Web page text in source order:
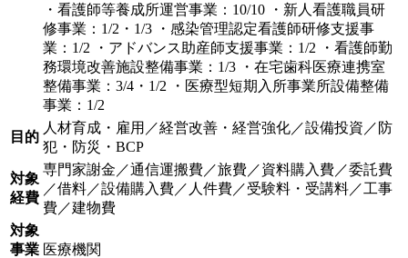
・看護師等養成所運営事業：10/10 ・新人看護職員研
修事業：1/2・1/3 ・感染管理認定看護師研修支援事
業：1/2 ・アドバンス助産師支援事業：1/2 ・看護師勤
務環境改善施設整備事業：1/3 ・在宅歯科医療連携室
整備事業：3/4・1/2 ・医療型短期入所事業所設備整備
事業：1/2
目的
人材育成・雇用／経営改善・経営強化／設備投資／防
犯・防災・BCP
対象
経費
専門家謝金／通信運搬費／旅費／資料購入費／委託費
／借料／設備購入費／人件費／受験料・受講料／工事
費／建物費
対象
事業 医療機関